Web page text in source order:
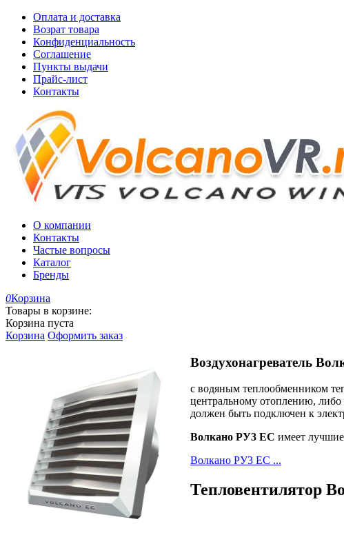
Оплата и доставка
Возрат товара
Конфиденциальность
Соглашение
Пункты выдачи
Прайс-лист
Контакты
О компании
Контакты
Частые вопросы
Каталог
Бренды
0Корзина
Товары в корзине:
Корзина пуста
Корзина Оформить заказ
Воздухонагреватель
с водяным теплообменником
центральному отоплению, либо
должен быть подключен к
Волкано РУ3 ЕС имеет
Волкано РУ3 ЕС ...
Тепловентилятор